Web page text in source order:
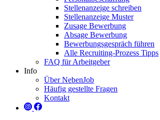
Stellenanzeige schreiben
Stellenanzeige Muster
Zusage Bewerbung
Absage Bewerbung
Bewerbungsgespräch führen
Alle Recruiting-Prozess Tipps
FAQ für Arbeitgeber
Info
Über NebenJob
Häufig gestellte Fragen
Kontakt